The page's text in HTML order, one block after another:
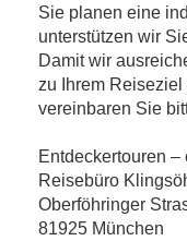
Sie planen eine
unterstützen wir
Damit wir
zu Ihrem
vereinbaren Sie
Entdeckertouren
Reisebüro
Oberföhringer
81925 München